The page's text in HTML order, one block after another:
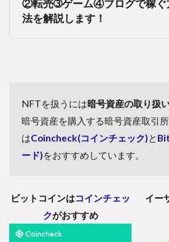
②転売➂ゲーム④ブログで稼ぐ
法を解説します！
NFTを扱うには暗号資産の取り扱
暗号資産を購入する暗号資産取引
はCoincheck(コインチェック)と
ード)をおすすめしています。
ビットコインはコインチェッ
クがおすすめ
イー